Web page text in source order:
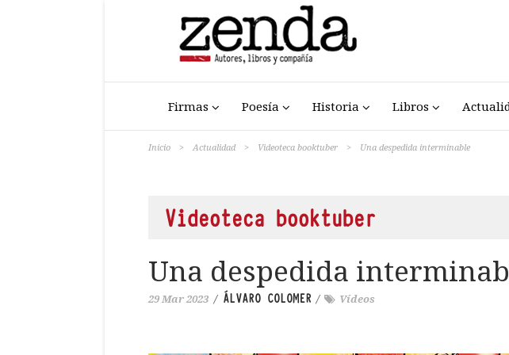
Firmas Poesía Historia Libros
Inicio > Actualidad > Videoteca booktuber > Una despedida interminable
Videoteca booktuber
Una despedida
29 Mar 2023 / ÁLVARO COLOMER / Vídeos